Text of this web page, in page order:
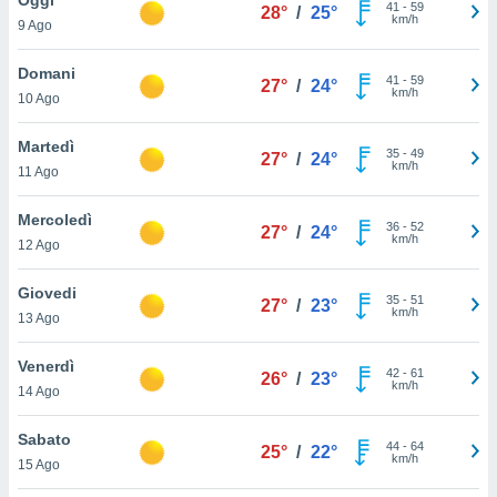
è
al sito
di
ci
di
il
un
la
nella
9 Ago
28° / 25° 41 - 59
km/h
Domani
10 Ago
27° / 24° 41 - 59
km/h
Martedì
11 Ago
27° / 24° 35- 49
km/h
Mercoledì
12 Ago
27° / 24° 36- 52
km/h
Giovedi
13 Ago
27° / 23° 35- 51
km/h
Venerdì
14 Ago
26° / 23° 42- 61
km/h
Sabato
15 Ago
25° / 22° 44- 64
km/h